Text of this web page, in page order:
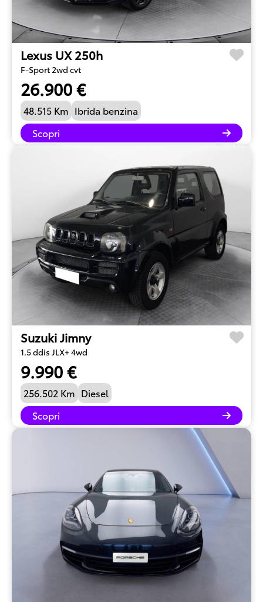
Lexus UX 250h
F-Sport 2wd cvt
26.900 €
48.515 Km Ibrida benzina
Scopri
Suzuki Jimny
1.5 ddis JLX+ 4wd
9.990 €
256.502 Km Diesel
Scopri